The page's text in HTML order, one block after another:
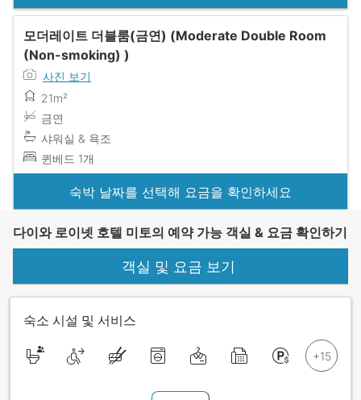
모더레이트 더블룸(금연) (Moderate Double Room
(Non-smoking) )
사진 보기
21m²
금연
샤워실 & 욕조
퀸베드 1개
숙박 날짜를 선택해 요금을 확인하세요
다이와 로이넷 호텔 미토의 예약 가능 객실 & 요금 확인하기
객실 및 요금 보기
숙소 시설 및 서비스